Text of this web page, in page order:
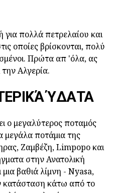
για πολλά πετρελαίου και
οποίες βρίσκονται, πολύ
Πρώτα απ 'όλα, ας
Αλγερία.
ΎΔΑΤΑ
ο μεγαλύτερος ποταμός
μεγάλα ποτάμια της
Ζαμβέζη, Limpopo και
στην Ανατολική
βαθιά λίμνη - Nyasa,
κατάσταση κάτω από το